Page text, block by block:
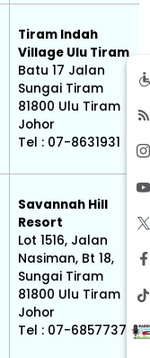
Tiram Indah
Village Ulu Tiram
Batu 17 Jalan
Sungai Tiram
81800 Ulu Tiram
Johor
Tel : 07-8631931
Savannah Hill
Resort
Lot 1516, Jalan
Nasiman, Bt 18,
Sungai Tiram
81800 Ulu Tiram
Johor
Tel : 07-6857737